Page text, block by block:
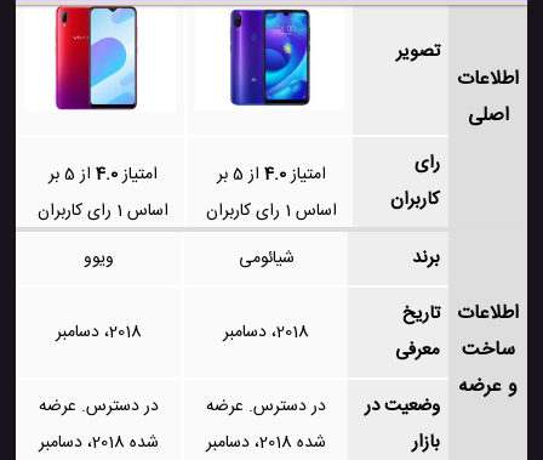
اطلاعات
اصلی
تصویر
رای
کاربران
امتیاز4.0
از 5 بر
اساس 1 رای کاربران
امتیاز4.0
از 5 بر
اساس 1 رای کاربران
اطلاعات
ساخت
و عرضه
برند شیائومی ویوو
تاریخ
معرفی
2018، دسامبر 2018، دسامبر
وضعیت در
بازار
در دسترس. عرضه
شده 2018، دسامبر
در دسترس. عرضه
شده 2018، دسامبر